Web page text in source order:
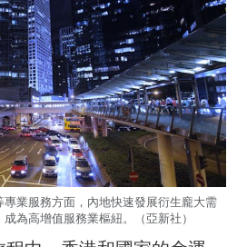
業服務方面，內地快速發展衍生龐大需
為高增值服務業樞紐。（亞新社）